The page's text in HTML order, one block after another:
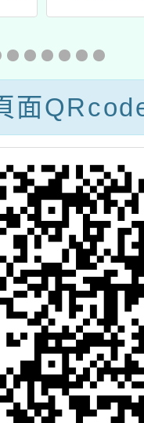
大學
研究
所辦
《閩
學研
面